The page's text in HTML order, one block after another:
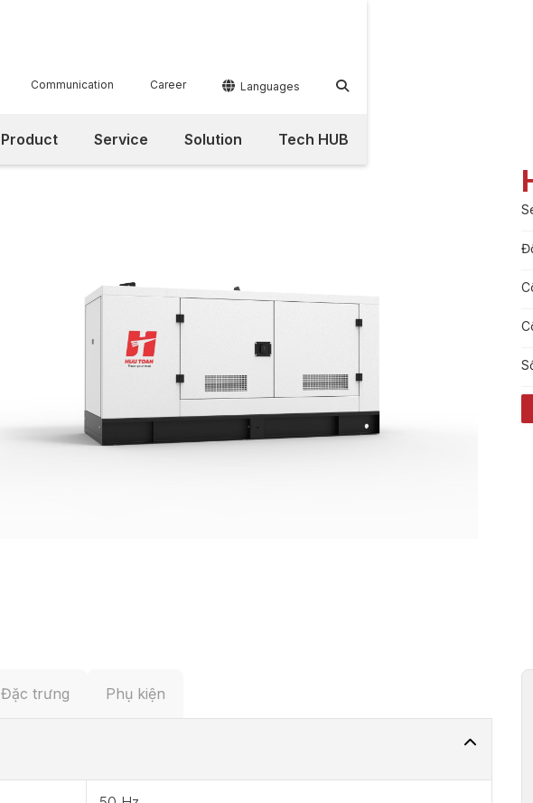
Communication Career  Languages 
Product Service Solution Tech HUB
Đặc trưng Phụ kiện